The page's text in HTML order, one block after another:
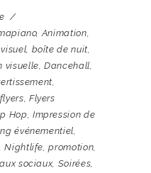
, Animation
boîte de nuit
visuelle ,Dancehall
flyers Flyers
Hop Impression de
événementiel
,Nightlife ,promotion
sociaux, Soirées